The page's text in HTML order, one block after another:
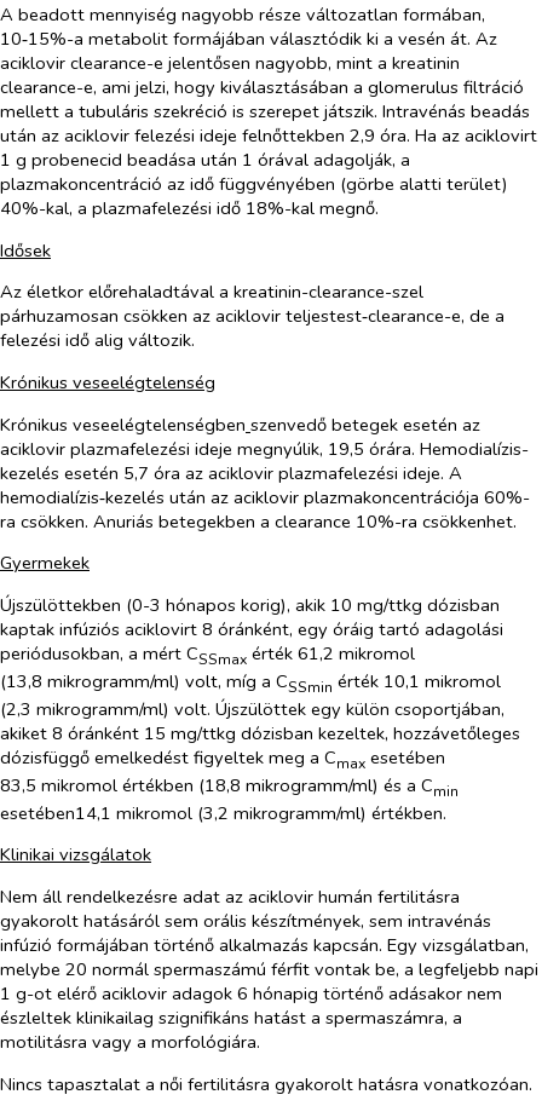
A beadott mennyiség nagyobb része változatlan formában,
10‑15%-a metabolit formájában választódik ki a vesén át. Az
aciklovir clearance-e jelentősen nagyobb, mint a kreatinin
clearance-e, ami jelzi, hogy kiválasztásában a glomerulus filtráció
mellett a tubuláris szekréció is szerepet játszik. Intravénás beadás
után az aciklovir felezési ideje felnőttekben 2,9 óra. Ha az aciklovirt
1 g probenecid beadása után 1 órával adagolják, a
plazmakoncentráció az idő függvényében (görbe alatti terület)
40%-kal, a plazmafelezési idő 18%-kal megnő.
Idősek
Az életkor előrehaladtával a kreatinin-clearance-szel
párhuzamosan csökken az aciklovir teljestest‑clearance-e, de a
felezési idő alig változik.
Krónikus veseelégtelenség
Krónikus veseelégtelenségben szenvedő betegek esetén az
aciklovir plazmafelezési ideje megnyúlik, 19,5 órára. Hemodialízis-
kezelés esetén 5,7 óra az aciklovir plazmafelezési ideje. A
hemodialízis‑kezelés után az aciklovir plazmakoncentrációja 60%-
ra csökken. Anuriás betegekben a clearance 10%-ra csökkenhet.
Gyermekek
Újszülöttekben (0-3 hónapos korig), akik 10 mg/ttkg dózisban
kaptak infúziós aciklovirt 8 óránként, egy óráig tartó adagolási
periódusokban, a mért CSSmax érték 61,2 mikromol
(13,8 mikrogramm/ml) volt, míg a CSSmin érték 10,1 mikromol
(2,3 mikrogramm/ml) volt. Újszülöttek egy külön csoportjában,
akiket 8 óránként 15 mg/ttkg dózisban kezeltek, hozzávetőleges
dózisfüggő emelkedést figyeltek meg a Cmax esetében
83,5 mikromol értékben (18,8 mikrogramm/ml) és a Cmin
esetében14,1 mikromol (3,2 mikrogramm/ml) értékben.
Klinikai vizsgálatok
Nem áll rendelkezésre adat az aciklovir humán fertilitásra
gyakorolt hatásáról sem orális készítmények, sem intravénás
infúzió formájában történő alkalmazás kapcsán. Egy vizsgálatban,
melybe 20 normál spermaszámú férfit vontak be, a legfeljebb napi
1 g-ot elérő aciklovir adagok 6 hónapig történő adásakor nem
észleltek klinikailag szignifikáns hatást a spermaszámra, a
motilitásra vagy a morfológiára.
Nincs tapasztalat a női fertilitásra gyakorolt hatásra vonatkozóan.